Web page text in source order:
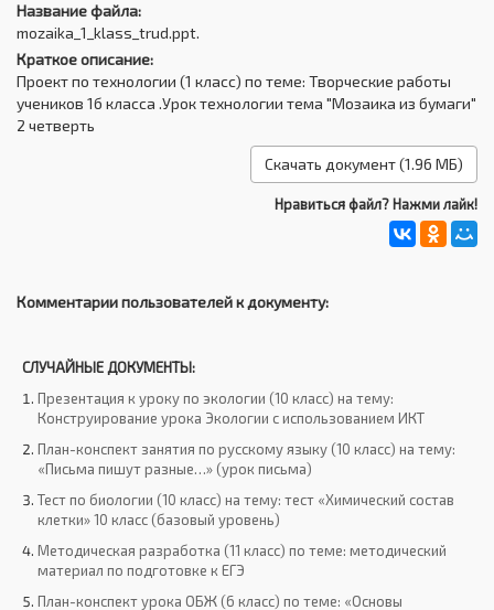
Название файла:
mozaika_1_klass_trud.ppt.
Краткое описание:
Проект по технологии (1 класс) по теме: Творческие работы
учеников 1б класса .Урок технологии тема "Мозаика из бумаги"
2 четверть
Скачать документ (1.96 МБ)
Нравиться файл? Нажми лайк!
Комментарии пользователей к документу:
СЛУЧАЙНЫЕ ДОКУМЕНТЫ:
Презентация к уроку по экологии (10 класс) на тему:
Конструирование урока Экологии с использованием ИКТ
План-конспект занятия по русскому языку (10 класс) на тему:
«Письма пишут разные…» (урок письма)
Тест по биологии (10 класс) на тему: тест «Химический состав
клетки» 10 класс (базовый уровень)
Методическая разработка (11 класс) по теме: методический
материал по подготовке к ЕГЭ
План-конспект урока ОБЖ (6 класс) по теме: «Основы